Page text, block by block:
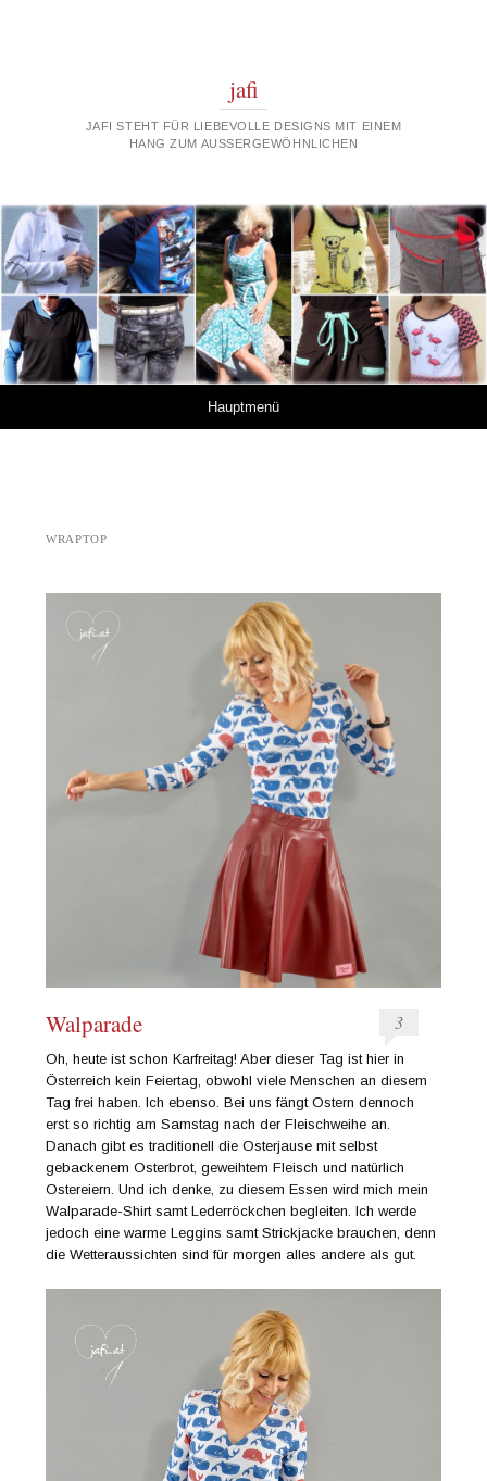
jafi
JAFI STEHT FÜR LIEBEVOLLE DESIGNS MIT EINEM
HANG ZUM AUSSERGEWÖHNLICHEN
Hauptmenü
WRAPTOP
Walparade 3
Oh, heute ist schon Karfreitag! Aber dieser Tag ist hier in
Österreich kein Feiertag, obwohl viele Menschen an diesem
Tag frei haben. Ich ebenso. Bei uns fängt Ostern dennoch
erst so richtig am Samstag nach der Fleischweihe an.
Danach gibt es traditionell die Osterjause mit selbst
gebackenem Osterbrot, geweihtem Fleisch und natürlich
Ostereiern. Und ich denke, zu diesem Essen wird mich mein
Walparade-Shirt samt Lederröckchen begleiten. Ich werde
jedoch eine warme Leggins samt Strickjacke brauchen, denn
die Wetteraussichten sind für morgen alles andere als gut.